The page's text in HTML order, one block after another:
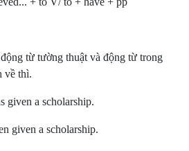
từ tường thuật và động từ trong
về thì.
given a scholarship.
given a scholarship.